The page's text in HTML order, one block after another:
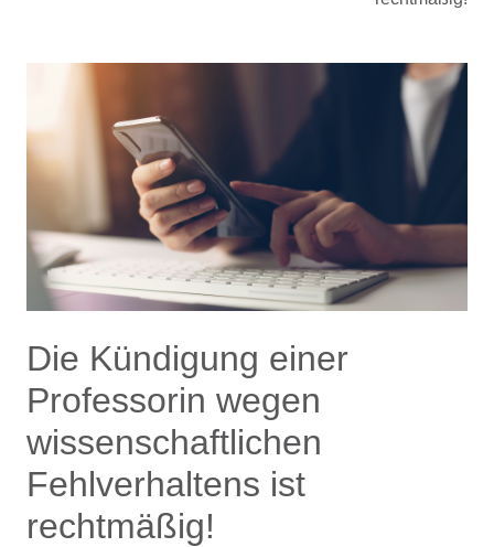
Die Kündigung einer
Professorin wegen
wissenschaftlichen
Fehlverhaltens ist
rechtmäßig!